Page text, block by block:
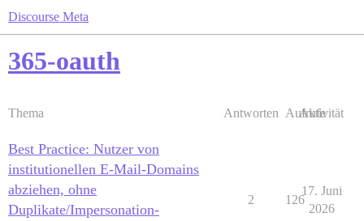
Discourse Meta
365-oauth
Thema Antworten Aufrufe
Aktivität
Best Practice: Nutzer von
institutionellen E-Mail-Domains
abziehen, ohne
Duplikate/Impersonation-
2 126
17. Juni
2026